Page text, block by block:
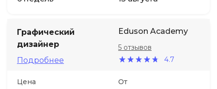
Графический
дизайнер
Подробнее
Eduson Academy
4.7
5 отзывов
Цена От
Акции и промокоды